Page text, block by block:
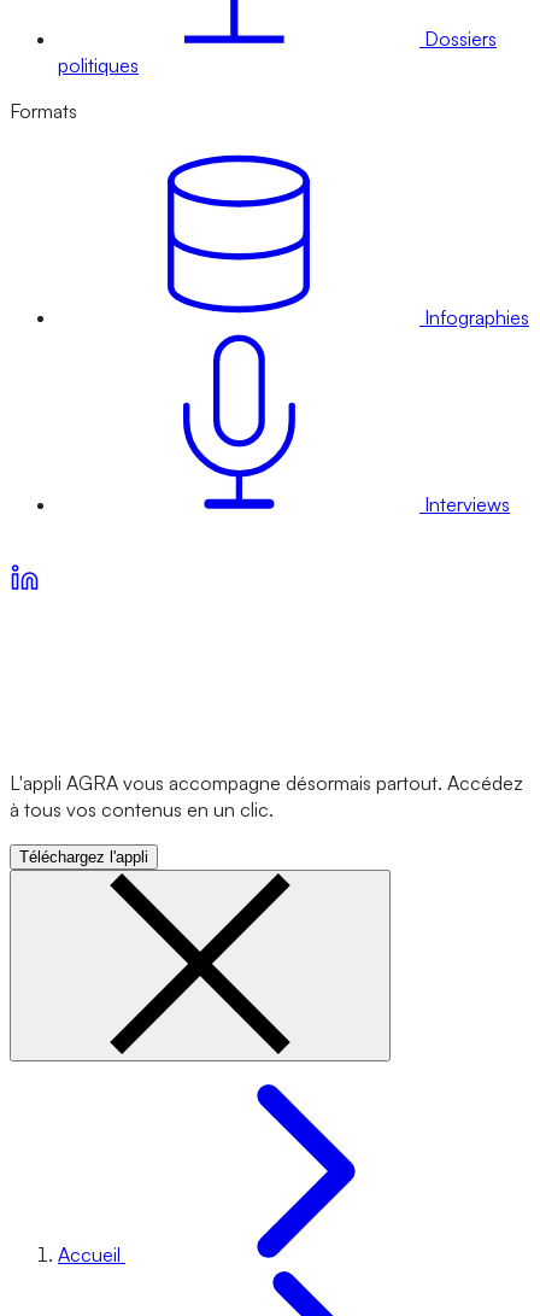
Dossiers
politiques
Formats
Infographies
Interviews
L'appli AGRA vous accompagne désormais partout. Accédez
à tous vos contenus en un clic.
Téléchargez l'appli
Accueil